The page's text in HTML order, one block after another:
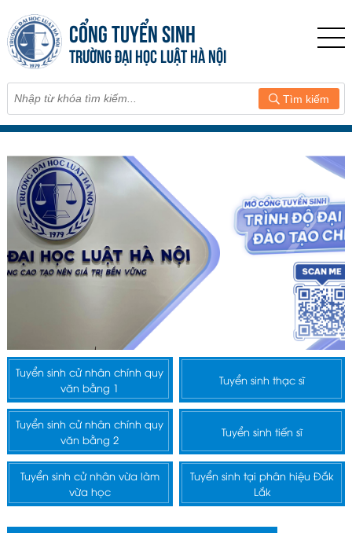
CỔNG TUYỂN SINH
TRƯỜNG ĐẠI HỌC LUẬT HÀ NỘI
Tìm kiếm
Tuyển sinh cử nhân chính quy
văn bằng 1
Tuyển sinh thạc sĩ
Tuyển sinh cử nhân chính quy
văn bằng 2
Tuyển sinh tiến sĩ
Tuyển sinh cử nhân vừa làm
vừa học
Tuyển sinh tại phân hiệu Đắk
Lắk